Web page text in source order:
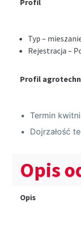
Profil
Typ –
Rejestracja –
Profil
Termin
Dojrzałość
Opis
Opis